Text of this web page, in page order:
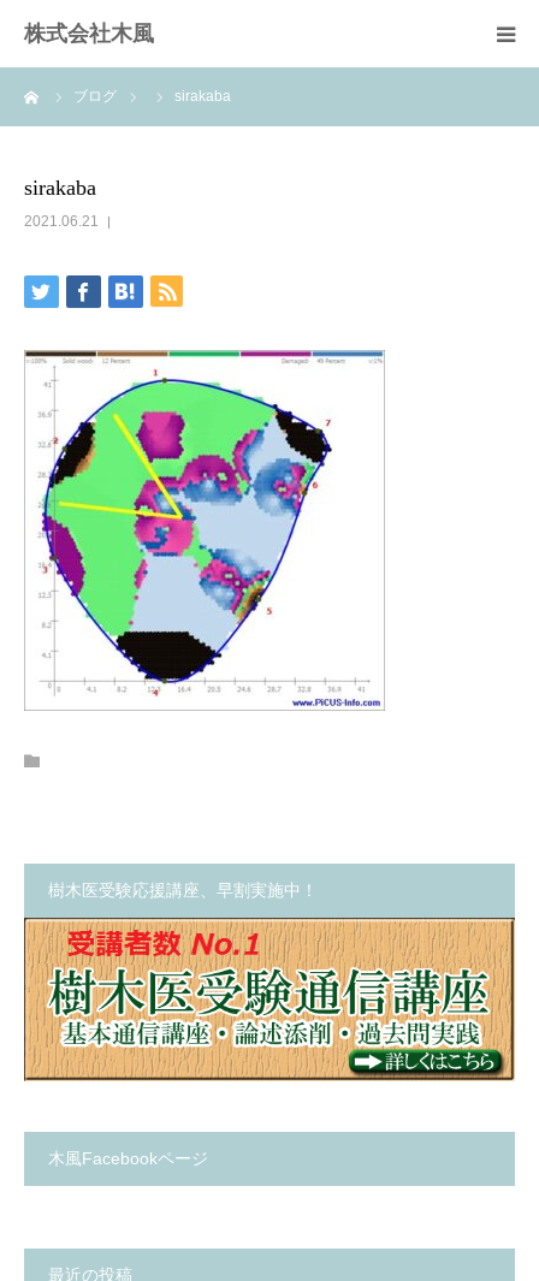
株式会社木風
ブログ sirakaba
sirakaba
2021.06.21
樹木医受験応援講座、早割実施中！
木風Facebookページ
最近の投稿
業務案内
お問い合せ